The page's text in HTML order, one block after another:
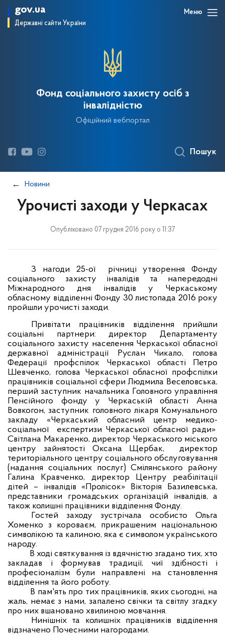
gov.ua
Державні сайти України
Меню
Фонд соціального захисту осіб з
інвалідністю
Офіційний вебпортал
Пошук
Новини
Урочисті заходи у Черкасах
Опубліковано 07 грудня 2016 року о 11:37
З нагоди 25-ої
річниці утворення Фонду
соціального захисту інвалідів та напередодні
Міжнародного дня інвалідів у Черкаському
обласному відділенні Фонду 30 листопада 2016 року
пройшли урочисті заходи.
Привітати працівників відділення прийшли
соціальні партнери:директор Департаменту
соціального захисту населення Черкаської обласної
державної адміністрації Руслан Чикало, голова
Федерації профспілок Черкаської області Петро
Шевченко, голова Черкаської обласної профспілки
працівників соціальної сфери Людмила Веселовська,
перший заступник начальника Головного управління
Пенсійного фонду у Черкаській області Анна
Вовкогон, заступник головного лікаря Комунального
закладу «Черкаський обласний центр медико-
соціальної
експертизи Черкаської обласної ради»
Світлана Макаренко, директор Черкаського міського
центру зайнятості Оксана Щербак,
директор
територіального центру соціального обслуговування
(надання соціальних послуг) Смілянського району
Галина Кравченко, директор Центру реабілітації
дітей – інвалідів «Пролісок» Вікторія Базилевська,
представники громадських організацій інвалідів, а
також колишні працівники відділення Фонду.
Гостей заходу зустрічала особисто Ольга
Хоменко з короваєм, прикрашеним національною
символікою та калиною, яка є символом українського
народу.
В ході святкування із вдячністю згадано тих, хто
закладав і формував традиції, чиї здібності і
професіоналізм були направлені на становлення
відділення та його роботу.
В пам'ять про тих працівників, яких сьогодні, на
жаль, немає з нами, запалено свічки та світлу згадку
про них вшановано хвилиною мовчання.
Нинішніх та колишніх працівників відділення
відзначено Почесними нагородами.